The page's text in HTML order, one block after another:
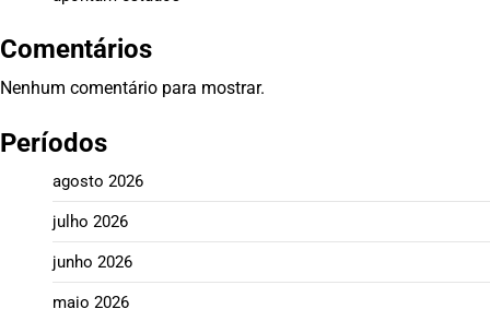
Comentários
Nenhum comentário para mostrar.
Períodos
agosto 2026
julho 2026
junho 2026
maio 2026